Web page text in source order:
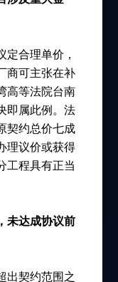
定合理单价，
商可主张在补
高等法院台南
即属此例。法
契约总价七成
理议价或获得
工程具有正当
未达成协议前
出契约范围之